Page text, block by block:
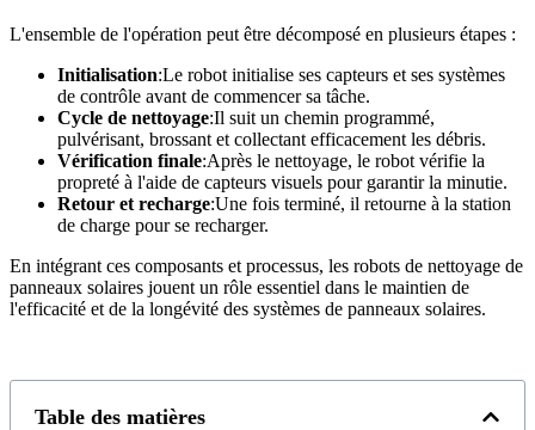
L'ensemble de l'opération peut être décomposé en plusieurs étapes :
Initialisation:Le robot initialise ses capteurs et ses systèmes
de contrôle avant de commencer sa tâche.
Cycle de nettoyage:Il suit un chemin programmé,
pulvérisant, brossant et collectant efficacement les débris.
Vérification finale:Après le nettoyage, le robot vérifie la
propreté à l'aide de capteurs visuels pour garantir la minutie.
Retour et recharge:Une fois terminé, il retourne à la station
de charge pour se recharger.
En intégrant ces composants et processus, les robots de nettoyage de
panneaux solaires jouent un rôle essentiel dans le maintien de
l'efficacité et de la longévité des systèmes de panneaux solaires.
Table des matières